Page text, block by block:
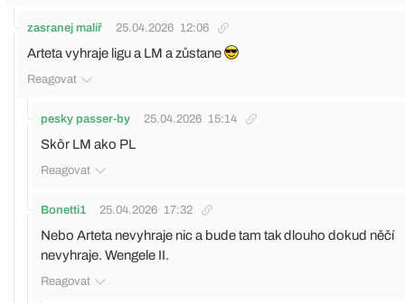
zasranej malíř 25.04.2026 12:06
Arteta vyhraje ligu a LM a zůstane
Reagovat
pesky passer-by 25.04.2026 15:14
Skôr LM ako PL
Reagovat
Bonetti1 25.04.2026 17:32
Nebo Arteta nevyhraje nic a bude tam tak dlouho dokud něčí
nevyhraje. Wengele II.
Reagovat